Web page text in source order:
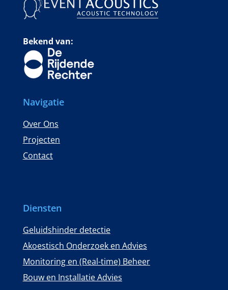
Bekend van:
Navigatie
Over Ons
Projecten
Contact
Diensten
Geluidshinder detectie
Akoestisch Onderzoek en Advies
Monitoring en (Real-time) Beheer
Bouw en Installatie Advies